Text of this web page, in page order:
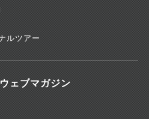
ルツアー
ェブマガジン